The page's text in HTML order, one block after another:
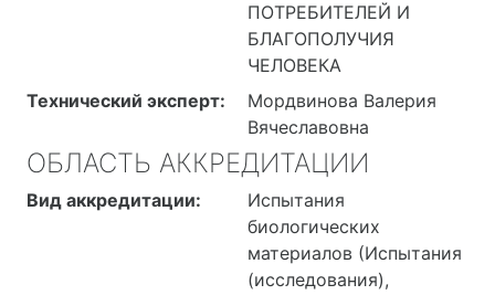
ПОТРЕБИТЕЛЕЙ И
БЛАГОПОЛУЧИЯ
ЧЕЛОВЕКА
Технический эксперт:
Мордвинова Валерия
Вячеславовна
ОБЛАСТЬ АККРЕДИТАЦИИ
Вид аккредитации:
Испытания
биологических
материалов (Испытания
(исследования),